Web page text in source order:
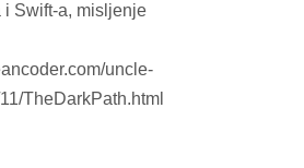
i Swift-a, misljenje
uncle-
TheDarkPath.html